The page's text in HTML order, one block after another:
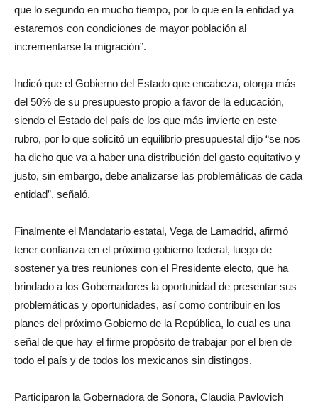
que lo segundo en mucho tiempo, por lo que en la entidad ya
estaremos con condiciones de mayor población al
incrementarse la migración”.
Indicó que el Gobierno del Estado que encabeza, otorga más
del 50% de su presupuesto propio a favor de la educación,
siendo el Estado del país de los que más invierte en este
rubro, por lo que solicitó un equilibrio presupuestal dijo “se nos
ha dicho que va a haber una distribución del gasto equitativo y
justo, sin embargo, debe analizarse las problemáticas de cada
entidad”, señaló.
Finalmente el Mandatario estatal, Vega de Lamadrid, afirmó
tener confianza en el próximo gobierno federal, luego de
sostener ya tres reuniones con el Presidente electo, que ha
brindado a los Gobernadores la oportunidad de presentar sus
problemáticas y oportunidades, así como contribuir en los
planes del próximo Gobierno de la República, lo cual es una
señal de que hay el firme propósito de trabajar por el bien de
todo el país y de todos los mexicanos sin distingos.
Participaron la Gobernadora de Sonora, Claudia Pavlovich